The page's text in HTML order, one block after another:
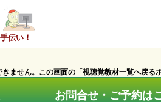
伝い！
ません。この画面の「視聴覚教材一覧へ戻る
報 お問合せ・ご予約はこ